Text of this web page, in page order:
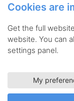
Cookies are
Get the full
website. You can
settings panel.
My